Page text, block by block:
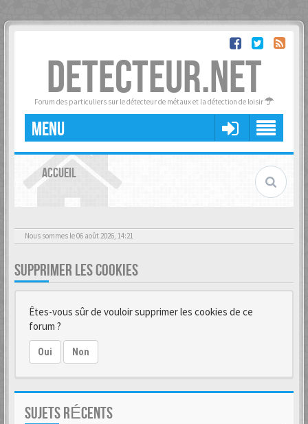
DETECTEUR.NET
Forum des particuliers sur le détecteur de métaux et la détection de loisir
MENU
ACCUEIL
Nous sommes le 06 août 2026, 14:21
SUPPRIMER LES COOKIES
Êtes-vous sûr de vouloir supprimer les cookies de ce
forum ?
Oui Non
SUJETS RÉCENTS